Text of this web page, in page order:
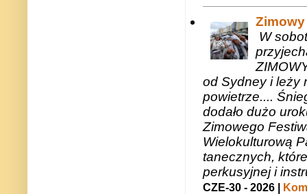
W
od Sydney i leży
powietrze....
dodało dużo
Zimowego
Wielokulturową
tanecznych,
perkusyjnej i
CZE-30 - 2026 |